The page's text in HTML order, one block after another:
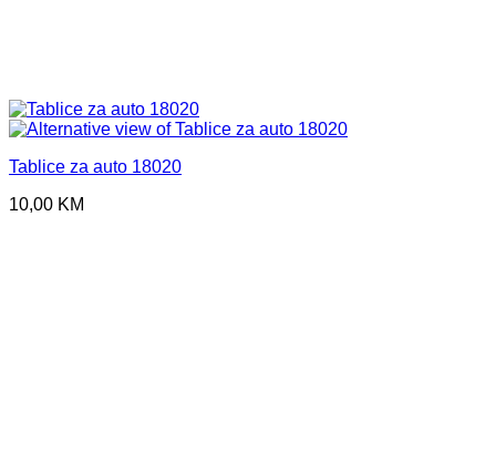
Tablice za auto 18020
10,00 KM